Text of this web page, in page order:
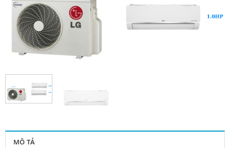
MÔ TẢ